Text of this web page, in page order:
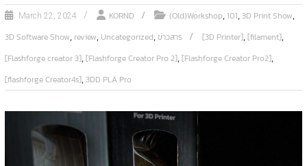
March 22, 2024 KORND (Old)Workshop,101,3D Print Show,
3D Software Show, review, Uncategorized,ข่าวสาร [3D Printer],[filament],
[Flashforge creator 3],[Flashforge Creator Pro 2],[Flashforge Creator Pro2],
[flashforge Creator4s],3DD PLA Pro